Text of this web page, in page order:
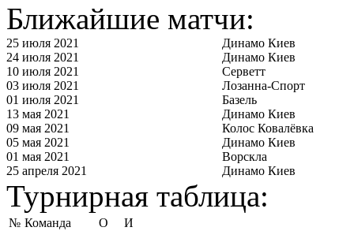
Ближайшие матчи:
25 июля 2021
Динамо Киев
24 июля 2021
Динамо Киев
10 июля 2021
Серветт
03 июля 2021
Лозанна-Спорт
01 июля 2021
Базель
13 мая 2021
Динамо Киев
09 мая 2021
Колос Ковалёвка
05 мая 2021
Динамо Киев
01 мая 2021
Ворскла
25 апреля 2021
Динамо Киев
Турнирная таблица:
№ Команда О
И